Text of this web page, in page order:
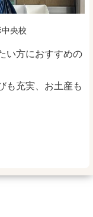
央校
い方におすすめの
も充実、お土産も